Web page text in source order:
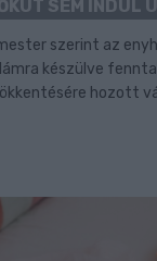
SEM INDUL
szerint az
készülve
hozott